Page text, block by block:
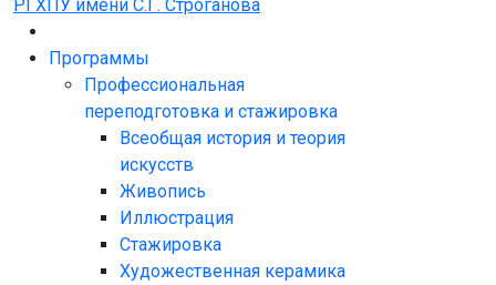
Программы
Профессиональная
переподготовка и стажировка
Всеобщая история и теория
искусств
Живопись
Иллюстрация
Стажировка
Художественная керамика